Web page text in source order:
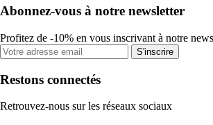
Abonnez-vous à notre newsletter
Profitez de -10% en vous inscrivant à notre
S'inscrire
Restons connectés
Retrouvez-nous sur les réseaux sociaux